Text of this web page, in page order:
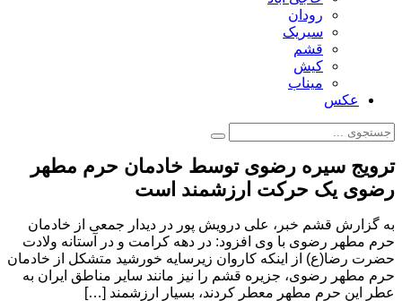
رودان
سیریک
قشم
کیش
میناب
عکس
ترویج سیره رضوی توسط خادمان حرم مطهر
رضوی یک حرکت ارزشمند است
به گزارش قشم خبر، علی درویش پور در دیدار جمعی از خادمان
حرم مطهر رضوی با وی افزود: در دهه کرامت و در آستانه ولادت
حضرت رضا(ع) از اینکه کاروان زیرسایه خورشید متشکل از خادمان
حرم مطهر رضوی، جزیره قشم را نیز مانند سایر مناطق ایران به
عطر این حرم مطهر معطر کردند، بسیار ارزشمند […]